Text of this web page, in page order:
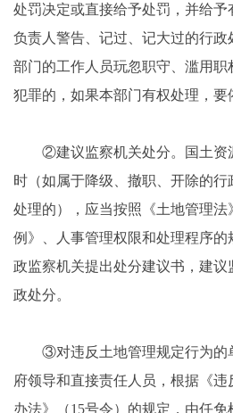
处罚决定或直接给予处罚，并给
负责人警告、记过、记大过的行
部门的工作人员玩忽职守、滥用
犯罪的，如果本部门有权处理，要
②建议监察机关处分。国土资
时（如属于降级、撤职、开除的
处理的），应当按照《土地管理
例》、人事管理权限和处理程序
政监察机关提出处分建议书，建
政处分。
③对违反土地管理规定行为的
府领导和直接责任人员，根据《
办法》（15号令）的规定，由任